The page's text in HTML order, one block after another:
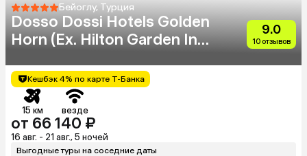
Бейоглу, Турция
Dosso Dossi Hotels Golden
Horn (Eх. Hilton Garden Inn
9.0
10 отзывов
Кешбэк 4% по карте Т-Банка
15 км везде
от 66 140 ₽
16 авг. - 21 авг., 5 ночей
Выгодные туры на соседние даты